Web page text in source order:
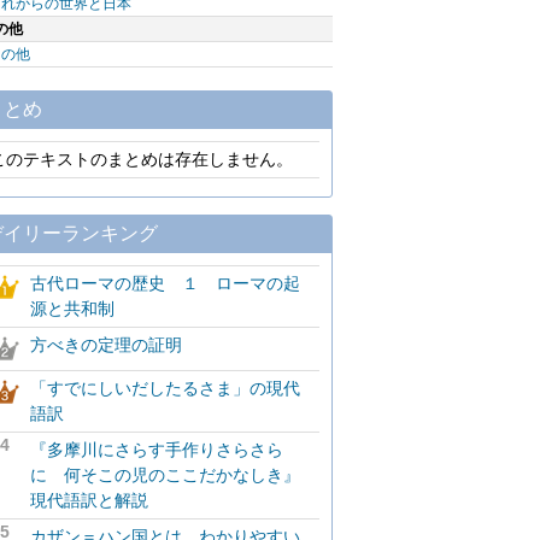
からの世界と日本
他
他
め
のテキストのまとめは存在しません。
イリーランキング
古代ローマの歴史 １ ローマの起
源と共和制
方べきの定理の証明
「すでにしいだしたるさま」の現代
語訳
4
『多摩川にさらす手作りさらさら
に 何そこの児のここだかなしき』
現代語訳と解説
5